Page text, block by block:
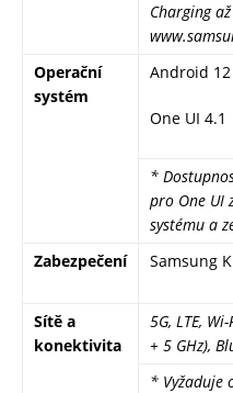
Charging
Operační
systém
Android 12
One UI 4.1
*
pro One UI
systému a
Zabezpečení
Samsung
Sítě a
konektivita
5G, LTE,
+ 5 GHz),
* Vyžaduje